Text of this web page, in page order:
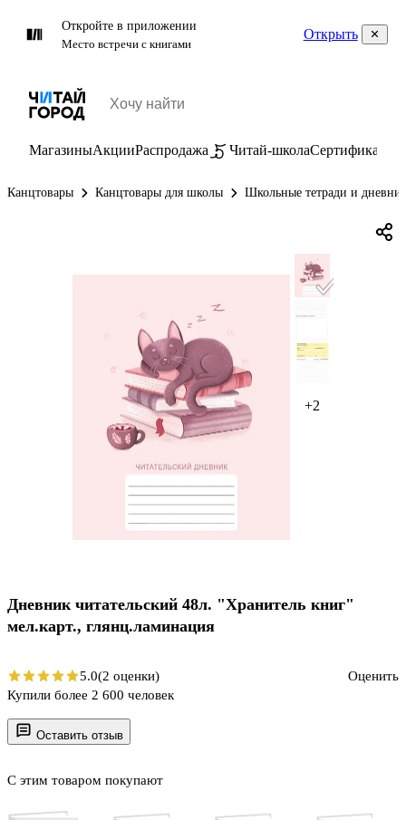
Откройте в приложении
Место встречи с книгами
Открыть
МагазиныАкцииРаспродажа Читай-школаСертификаты
Канцтовары Канцтовары для школы Школьные тетради и
+2
Оставить отзыв
С этим товаром покупают
Дневник читательский 48л. "Хранитель книг"
мел.карт., глянц.ламинация
5.0(2 оценки)
Оценить
Купили более 2 600 человек